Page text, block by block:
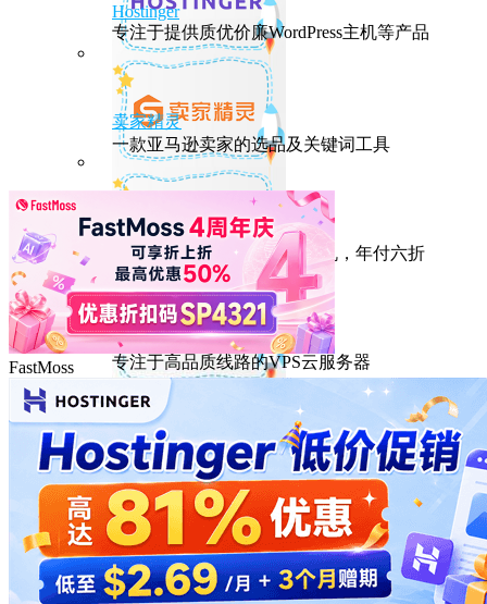
Hostinger
专注于提供质优价廉WordPress主机等产品
卖家精灵
一款亚马逊卖家的选品及关键词工具
HostEase
性能出众的高性价比美国主机，年付六折
DMIT
专注于高品质线路的VPS云服务器
FastMoss